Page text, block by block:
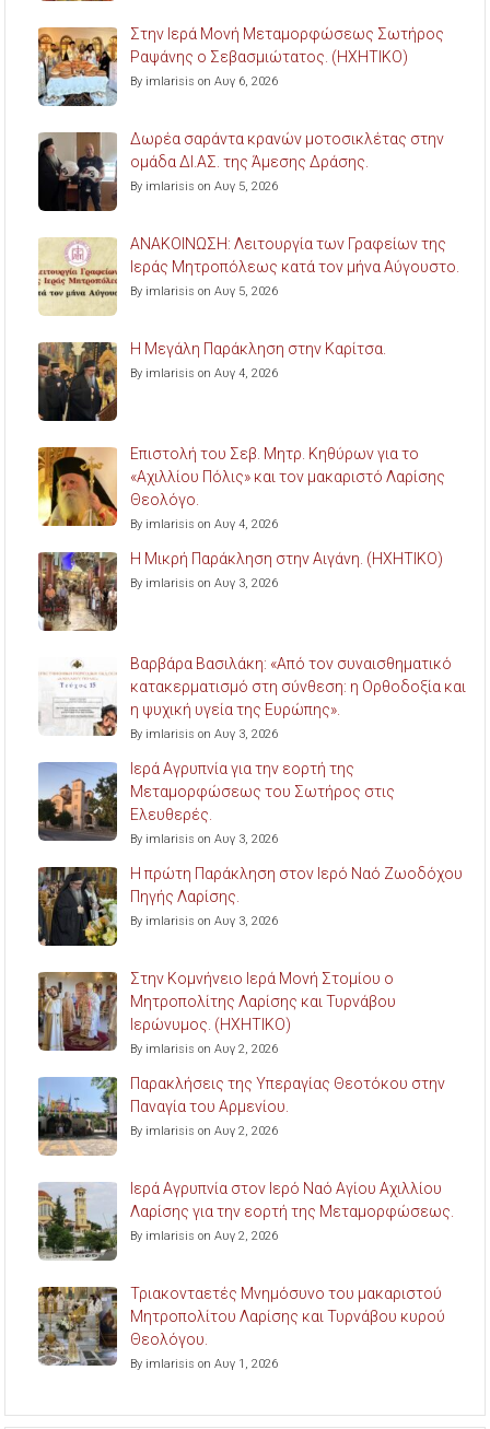
Στην Ιερά Μονή Μεταμορφώσεως Σωτήρος
Ραψάνης ο Σεβασμιώτατος. (ΗΧΗΤΙΚΟ)
By imlarisis on Αυγ 6, 2026
Δωρέα σαράντα κρανών μοτοσικλέτας στην
ομάδα ΔΙ.ΑΣ. της Άμεσης Δράσης.
By imlarisis on Αυγ 5, 2026
ΑΝΑΚΟΙΝΩΣΗ: Λειτουργία των Γραφείων της
Ιεράς Μητροπόλεως κατά τον μήνα Αύγουστο.
By imlarisis on Αυγ 5, 2026
Η Μεγάλη Παράκληση στην Καρίτσα.
By imlarisis on Αυγ 4, 2026
Επιστολή του Σεβ. Μητρ. Κηθύρων για το
«Αχιλλίου Πόλις» και τον μακαριστό Λαρίσης
Θεολόγο.
By imlarisis on Αυγ 4, 2026
Η Μικρή Παράκληση στην Αιγάνη. (ΗΧΗΤΙΚΟ)
By imlarisis on Αυγ 3, 2026
Βαρβάρα Βασιλάκη: «Από τον συναισθηματικό
κατακερματισμό στη σύνθεση: η Ορθοδοξία και
η ψυχική υγεία της Ευρώπης».
By imlarisis on Αυγ 3, 2026
Ιερά Αγρυπνία για την εορτή της
Μεταμορφώσεως του Σωτήρος στις
Ελευθερές.
By imlarisis on Αυγ 3, 2026
Η πρώτη Παράκληση στον Ιερό Ναό Ζωοδόχου
Πηγής Λαρίσης.
By imlarisis on Αυγ 3, 2026
Στην Κομνήνειο Ιερά Μονή Στομίου ο
Μητροπολίτης Λαρίσης και Τυρνάβου
Ιερώνυμος. (ΗΧΗΤΙΚΟ)
By imlarisis on Αυγ 2, 2026
Παρακλήσεις της Υπεραγίας Θεοτόκου στην
Παναγία του Αρμενίου.
By imlarisis on Αυγ 2, 2026
Ιερά Αγρυπνία στον Ιερό Ναό Αγίου Αχιλλίου
Λαρίσης για την εορτή της Μεταμορφώσεως.
By imlarisis on Αυγ 2, 2026
Τριακονταετές Μνημόσυνο του μακαριστού
Μητροπολίτου Λαρίσης και Τυρνάβου κυρού
Θεολόγου.
By imlarisis on Αυγ 1, 2026